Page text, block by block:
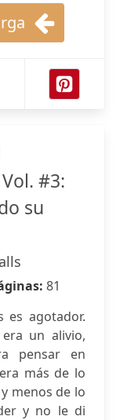
#3:
su
81
es agotador.
un alivio,
pensar en
más de lo
menos de lo
y no le di